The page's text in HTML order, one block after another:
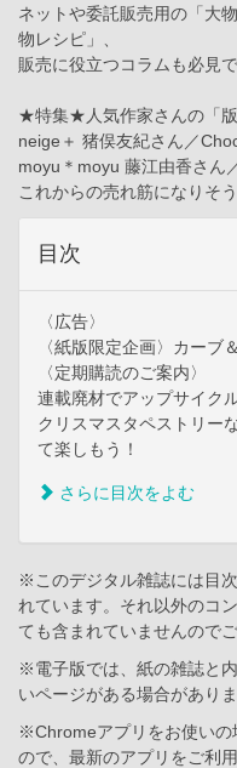
ネットや委託販売用の「大
物レシピ」、
販売に役立つコラムも必見で
★特集★人気作家さんの「版
neige＋ 猪俣友紀さん／
moyu＊moyu 藤江由香さん
これからの売れ筋になりそ
目次
〈広告〉
〈紙版限定企画〉カーブ
〈定期購読のご案内〉
連載廃材でアップサイク
クリスマスタペストリー
て楽しもう！
さらに目次をよむ
※このデジタル雑誌には目
れています。それ以外のコ
ても含まれていませんので
※電子版では、紙の雑誌と
いページがある場合がありま
※Chromeアプリをお使いの
ので、最新のアプリをご利用